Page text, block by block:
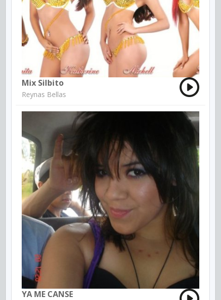
Mix Silbito
Reynas Bellas
YA ME CANSE